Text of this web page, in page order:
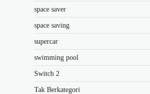
space saver
space saving
supercar
swimming pool
Switch 2
Tak Berkategori